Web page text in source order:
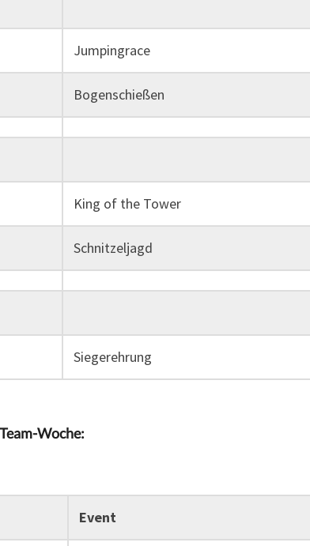
Jumpingrace
Bogenschießen
King of the Tower
Schnitzeljagd
Siegerehrung
Team-Woche:
Event